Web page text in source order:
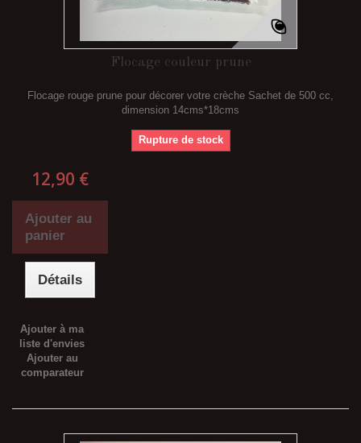
Flocage couleur prune
Flocage rouge prune pour décorer votre crèche Sachet de 500 cc,
dimension 14cms*18cms
Rupture de stock
12,90 €
Ajouter au
panier
Détails
Ajouter à ma
liste d'envies
Ajouter au
comparateur